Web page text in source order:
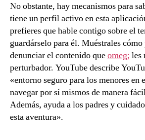
No obstante, hay mecanismos para
tiene un perfil activo en esta
prefieres que hable contigo sobre el
guardárselo para él. Muéstrales
denunciar el contenido queomeg; les
perturbador. YouTube describe
«entorno seguro para los menores en
navegar por sí mismos de manera
Además, ayuda a los padres y
esta aventura».